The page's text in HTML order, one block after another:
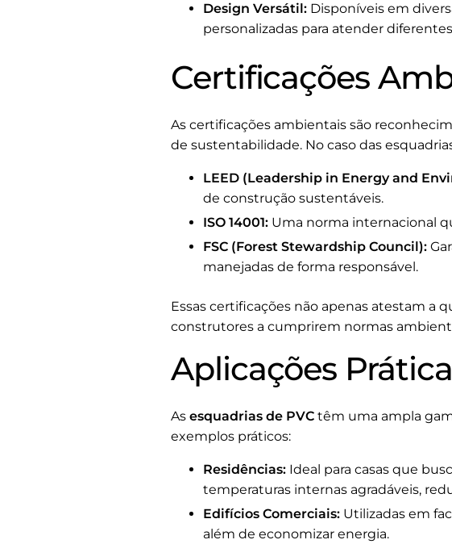
Design Versátil: Disponíveis em
personalizadas para atender
Certificações
As certificações ambientais são
de sustentabilidade. No caso das
LEED (Leadership in Energy and
de construção sustentáveis.
ISO 14001: Uma norma internacional
FSC (Forest Stewardship Council):
manejadas de forma responsável.
Essas certificações não apenas atestam a
construtores a cumprirem normas
Aplicações
As esquadrias de PVC têm uma ampla
exemplos práticos:
Residências: Ideal para casas que
temperaturas internas agradáveis,
Edifícios Comerciais: Utilizadas em
além de economizar energia.